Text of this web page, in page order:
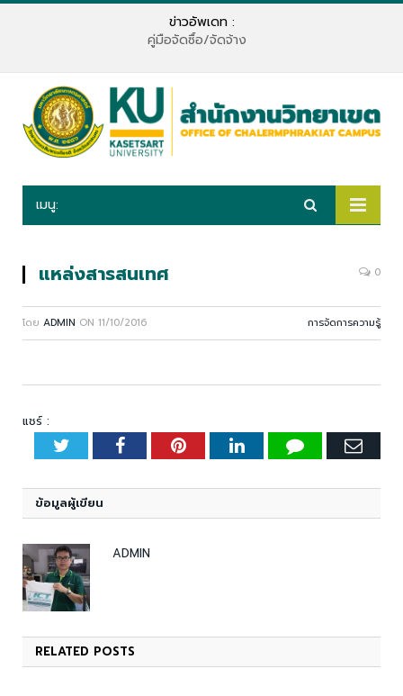
ข่าวอัพเดท :
คู่มือจัดซื้อ/จัดจ้าง
เมนู:
แหล่งสารสนเทศ 0
โดย ADMIN ON 11/10/2016 การจัดการความรู้
แชร์ :
TwitterFacebookPinterestLinkedInTumblr
ข้อมูลผู้เขียน
ADMIN
RELATED POSTS